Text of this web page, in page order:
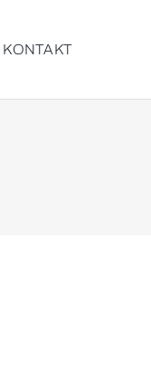
KONTAKT